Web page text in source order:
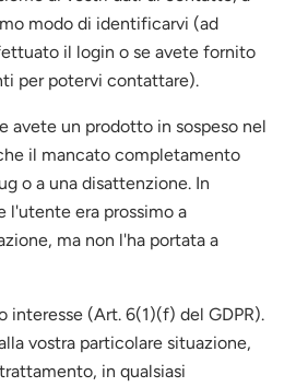
modo di identificarvi (ad
il login o se avete fornito
per potervi contattare).
avete un prodotto in sospeso nel
il mancato completamento
o a una disattenzione. In
l'utente era prossimo a
ma non l'ha portata a
interesse (Art. 6(1)(f) del GDPR).
vostra particolare situazione,
in qualsiasi